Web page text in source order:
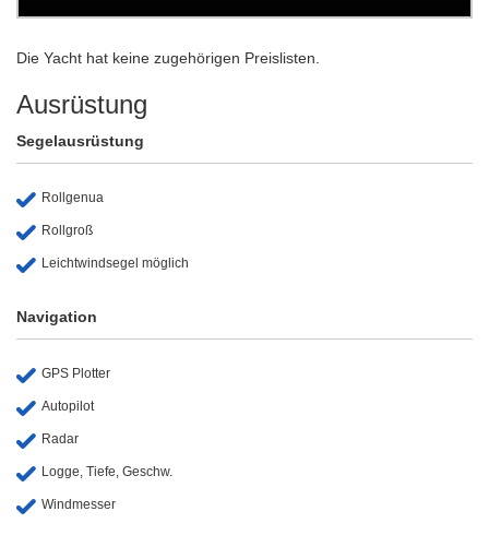
Die Yacht hat keine zugehörigen Preislisten.
Ausrüstung
Segelausrüstung
Rollgenua
Rollgroß
Leichtwindsegel möglich
Navigation
GPS Plotter
Autopilot
Radar
Logge, Tiefe, Geschw.
Windmesser